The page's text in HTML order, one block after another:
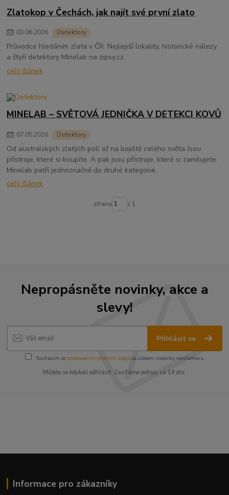
Zlatokop v Čechách, jak najít své první zlato
03.06.2026 Detektory
Průvodce hledáním zlata v ČR. Nejlepší lokality, historické nálezy
a čtyři detektory Minelab na zipsy.cz.
celý článek
MINELAB – SVĚTOVÁ JEDNIČKA V DETEKCI KOVŮ
07.05.2026 Detektory
Od australských zlatých polí až na bojiště celého světa Jsou
přístroje, které si koupíte. A pak jsou přístroje, které si zamilujete.
Minelab patří jednoznačně do druhé kategorie.
celý článek
strana z 1
Nepropásněte novinky, akce a
slevy!
Přihlásit se
Souhlasím se zpracováním osobních údajůza účelem rozesílky newsletteru.
Můžete se kdykoli odhlásit. Zasíláme jednou za 14 dní.
Informace pro zákazníky